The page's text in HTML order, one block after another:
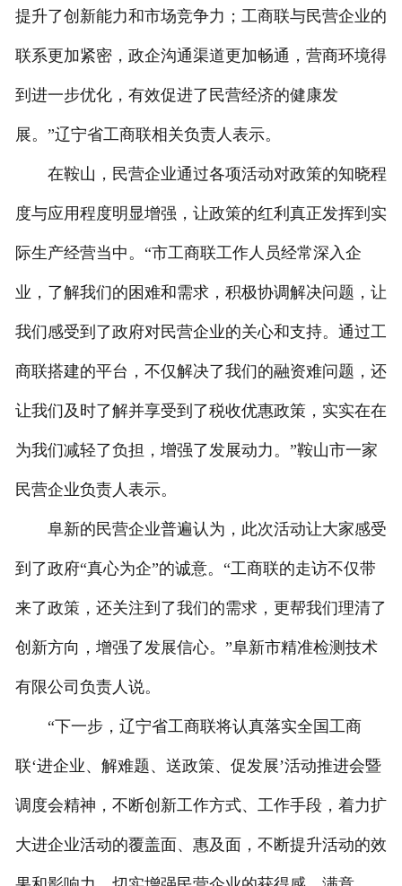
提升了创新能力和市场竞争力；工商联与民营企业的
联系更加紧密，政企沟通渠道更加畅通，营商环境得
到进一步优化，有效促进了民营经济的健康发
展。”辽宁省工商联相关负责人表示。
在鞍山，民营企业通过各项活动对政策的知晓程
度与应用程度明显增强，让政策的红利真正发挥到实
际生产经营当中。“市工商联工作人员经常深入企
业，了解我们的困难和需求，积极协调解决问题，让
我们感受到了政府对民营企业的关心和支持。通过工
商联搭建的平台，不仅解决了我们的融资难问题，还
让我们及时了解并享受到了税收优惠政策，实实在在
为我们减轻了负担，增强了发展动力。”鞍山市一家
民营企业负责人表示。
阜新的民营企业普遍认为，此次活动让大家感受
到了政府“真心为企”的诚意。“工商联的走访不仅带
来了政策，还关注到了我们的需求，更帮我们理清了
创新方向，增强了发展信心。”阜新市精准检测技术
有限公司负责人说。
“下一步，辽宁省工商联将认真落实全国工商
联‘进企业、解难题、送政策、促发展’活动推进会暨
调度会精神，不断创新工作方式、工作手段，着力扩
大进企业活动的覆盖面、惠及面，不断提升活动的效